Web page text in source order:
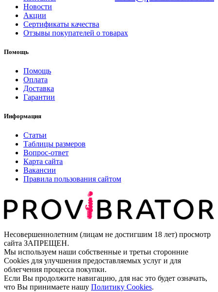
Новости
Акции
Сертификаты качества
Отзывы покупателей о товарах
Помощь
Помощь
Оплата
Доставка
Гарантии
Информация
Статьи
Таблицы размеров
Вопрос-ответ
Карта сайта
Вакансии
Правила пользования сайтом
Несовершеннолетним (лицам не достигшим 18 лет) просмотр
сайта ЗАПРЕЩЕН.
Мы используем наши собственные и третьи сторонние
Cookies для улучшения предоставляемых услуг и для
облегчения процесса покупки.
Если Вы продолжите навигацию, для нас это будет означать,
что Вы принимаете нашу Политику Cookies.